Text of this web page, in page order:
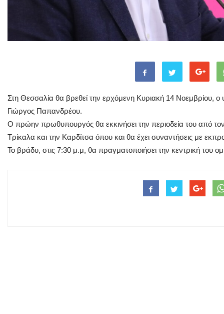
Στη Θεσσαλία θα βρεθεί την ερχόμενη Κυριακή 14 Νοεμβρίου,
Γιώργος Παπανδρέου.
Ο πρώην πρωθυπουργός θα εκκινήσει την περιοδεία του από
Τρίκαλα και την Καρδίτσα όπου και θα έχει συναντήσεις με
Το βράδυ, στις 7:30 μ.μ, θα πραγματοποιήσει την κεντρική του